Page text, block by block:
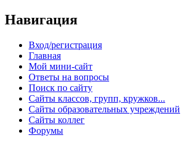
Навигация
Вход/регистрация
Главная
Мой мини-сайт
Ответы на вопросы
Поиск по сайту
Сайты классов, групп, кружков...
Сайты образовательных учреждений
Сайты коллег
Форумы